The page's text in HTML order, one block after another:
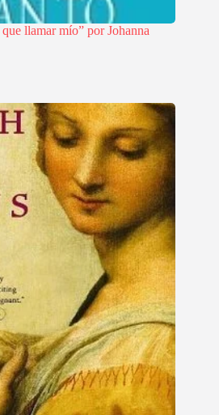
llamar mío” por Johanna